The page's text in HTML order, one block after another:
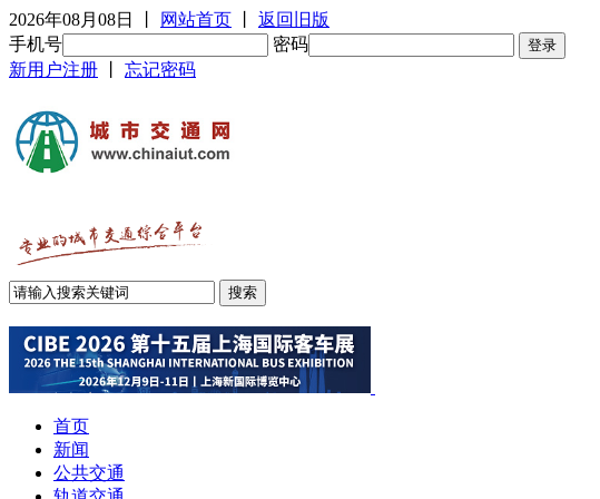
2026年08月08日 网站首页
返回旧版
手机号
密码
新用户注册
忘记密码
首页
新闻
公共交通